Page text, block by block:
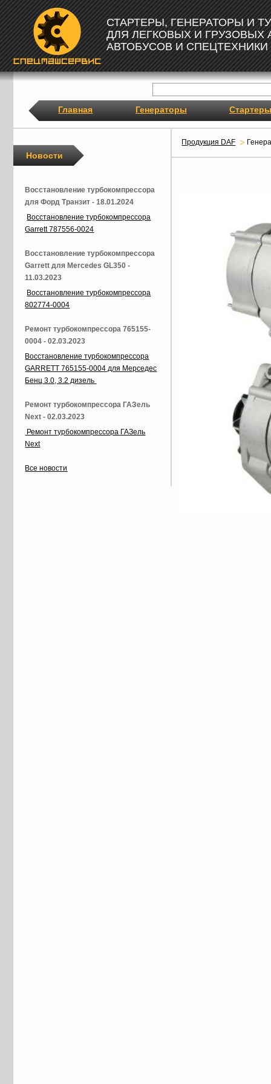
СТАРТЕРЫ, ГЕНЕРАТОРЫ И
ДЛЯ ЛЕГКОВЫХ И ГРУЗОВЫХ
АВТОБУСОВ И СПЕЦТЕХНИКИ
Главная Генераторы Стартеры
Продукция DAF
Новости
Восстановление турбокомпрессора
для Форд Транзит - 18.01.2024
Восстановление турбокомпрессора
Garrett 787556-0024
Восстановление турбокомпрессора
Garrett для Mercedes GL350 -
11.03.2023
Восстановление турбокомпрессора
802774-0004
Ремонт турбокомпрессора 765155-
0004 - 02.03.2023
Восстановление турбокомпрессора
GARRETT 765155-0004 для Мерседес
Бенц 3.0, 3.2 дизель
Ремонт турбокомпрессора ГАЗель
Next - 02.03.2023
Ремонт турбокомпрессора ГАЗель
Next
Все новости